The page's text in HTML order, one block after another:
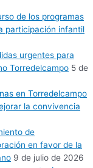
de los programas
participación infantil
urgentes para
Torredelcampo 5 de
en Torredelcampo
la convivencia
de
en favor de la
9 de julio de 2026